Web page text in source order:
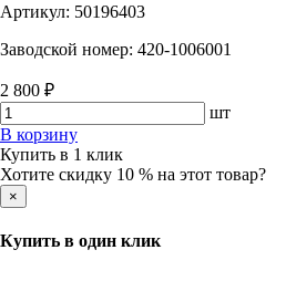
Артикул: 50196403
Заводской номер: 420-1006001
2 800 ₽
шт
В корзину
Купить в 1 клик
Хотите скидку 10 % на этот товар?
×
Купить в один клик